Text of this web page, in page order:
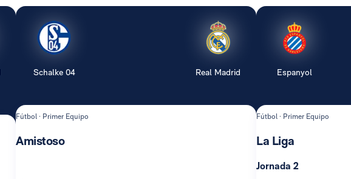
Schalke 04 Real Madrid
Fútbol · Primer Equipo
Amistoso
Espanyol
Fútbol · Primer Equipo
La Liga
Jornada 2